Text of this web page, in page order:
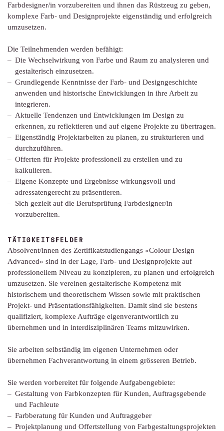
Farbdesigner/in vorzubereiten und ihnen das Rüstzeug zu geben,
komplexe Farb- und Designprojekte eigenständig und erfolgreich
umzusetzen.
Die Teilnehmenden werden befähigt:
Die Wechselwirkung von Farbe und Raum zu analysieren und
gestalterisch einzusetzen.
Grundlegende Kenntnisse der Farb- und Designgeschichte
anwenden und historische Entwicklungen in ihre Arbeit zu
integrieren.
Aktuelle Tendenzen und Entwicklungen im Design zu
erkennen, zu reflektieren und auf eigene Projekte zu übertragen.
Eigenständig Projektarbeiten zu planen, zu strukturieren und
durchzuführen.
Offerten für Projekte professionell zu erstellen und zu
kalkulieren.
Eigene Konzepte und Ergebnisse wirkungsvoll und
adressatengerecht zu präsentieren.
Sich gezielt auf die Berufsprüfung Farbdesigner/in
vorzubereiten.
TÄTIGKEITSFELDER
Absolvent/innen des Zertifikatstudiengangs «Colour Design
Advanced» sind in der Lage, Farb- und Designprojekte auf
professionellem Niveau zu konzipieren, zu planen und erfolgreich
umzusetzen. Sie vereinen gestalterische Kompetenz mit
historischem und theoretischem Wissen sowie mit praktischen
Projekt- und Präsentationsfähigkeiten. Damit sind sie bestens
qualifiziert, komplexe Aufträge eigenverantwortlich zu
übernehmen und in interdisziplinären Teams mitzuwirken.
Sie arbeiten selbständig im eigenen Unternehmen oder
übernehmen Fachverantwortung in einem grösseren Betrieb.
Sie werden vorbereitet für folgende Aufgabengebiete:
Gestaltung von Farbkonzepten für Kunden, Auftragsgebende
und Fachleute
Farbberatung für Kunden und Auftraggeber
Projektplanung und Offertstellung von Farbgestaltungsprojekten